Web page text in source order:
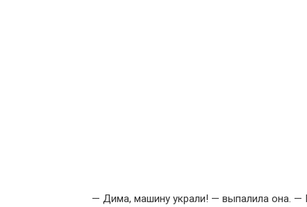
— Дима, машину украли! — выпалила она. —